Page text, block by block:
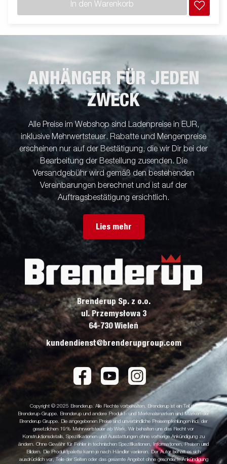
In den Warenkorb
ANHÄNGER FÜR JEDEN
ZWECK
Alle Preise im Webshop sind Ladenpreise in EUR,
inklusive Mehrwertsteuer. Rabatte und Mengenpreise
erscheinen nur auf der Bestätigung, die wir Dir bei der
Bearbeitung der Bestellung zusenden. Die
Versandgebühr wird gemäß den bestehenden
Vereinbarungen berechnet und ist auf der
Auftragsbestätigung ersichtlich.
Lies mehr
Brenderup Sp. z o.o.
ul. Przemysłowa 3
64-730 Wieleń
kundendienst@brenderupgroup.com
Copyright © 2025 Brenderup. Alle Rechte vorbehalten. Brenderup ist ein Teil der
Brenderup-Gruppe. Brenderup und andere Produkt- und Merkmalsmarken sind Marken der
Brenderup Gruppe. Die angegebenen Preise sind unverbindliche Preisempfehlungen incl. der
gesetzlichen 19% Mehrwertsteuer ab Werk. Wir behalten uns das Recht vor
Konstruktionsdetails, Spezifikationen und Ausstattungen ohne vorherige Ankündigung zu
ändern. Ohne Gewähr für Fehler in technischen Spezifikationen, Informationen, Preisen und
Bildern. Die Produktpalette kann je nach Händler variieren. Der Autor behält es sich
ausdrücklich vor, Teile der Seiten oder das gesamte Angebot ohne gesonderte Ankündigung